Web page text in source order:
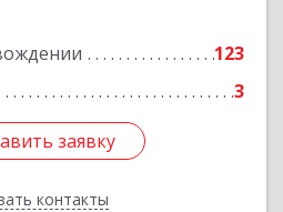
123
3
заявку
контакты
Подробнее
заявку
Назад